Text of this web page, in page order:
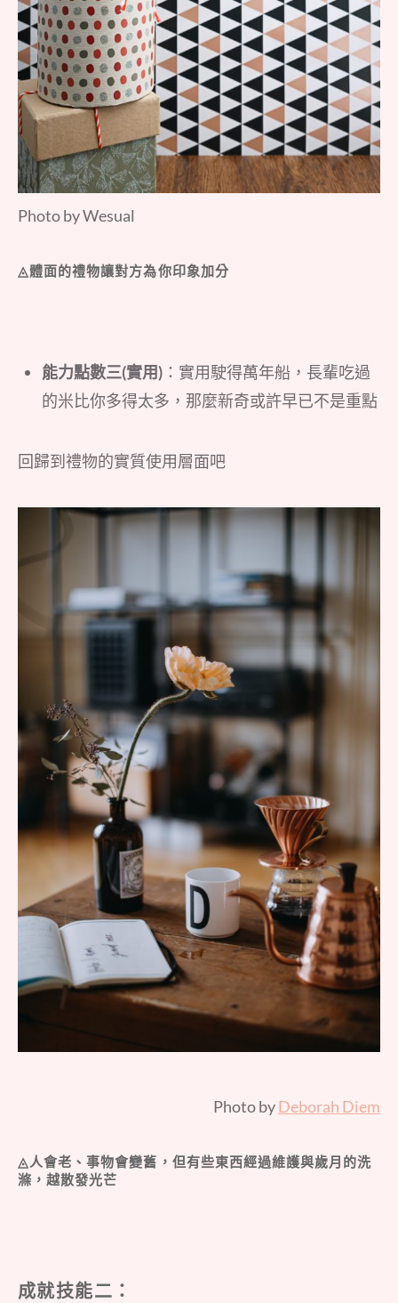
Photo by Wesual
◬體面的禮物讓對方為你印象加分
能力點數三(實用) ：實用駛得萬年船，長輩吃過
的米比你多得太多，那麼新奇或許早已不是重點
回歸到禮物的實質使用層面吧
Photo byDeborah Diem
◬人會老、事物會變舊，但有些東西經過維護與歲月的洗
滌，越散發光芒
成就技能二：